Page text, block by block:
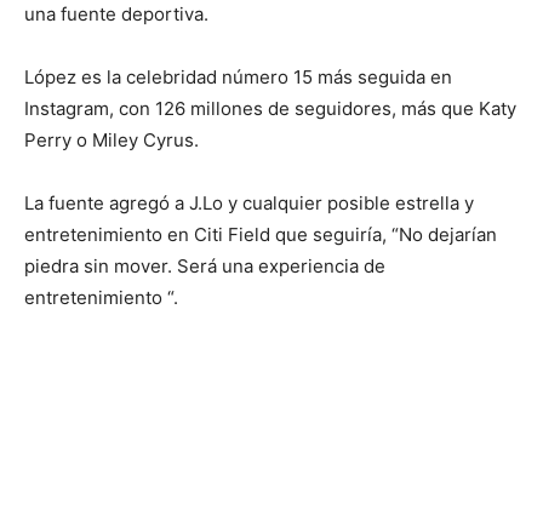
una fuente deportiva.
López es la celebridad número 15 más seguida en
Instagram, con 126 millones de seguidores, más que Katy
Perry o Miley Cyrus.
La fuente agregó a J.Lo y cualquier posible estrella y
entretenimiento en Citi Field que seguiría, “No dejarían
piedra sin mover. Será una experiencia de
entretenimiento “.